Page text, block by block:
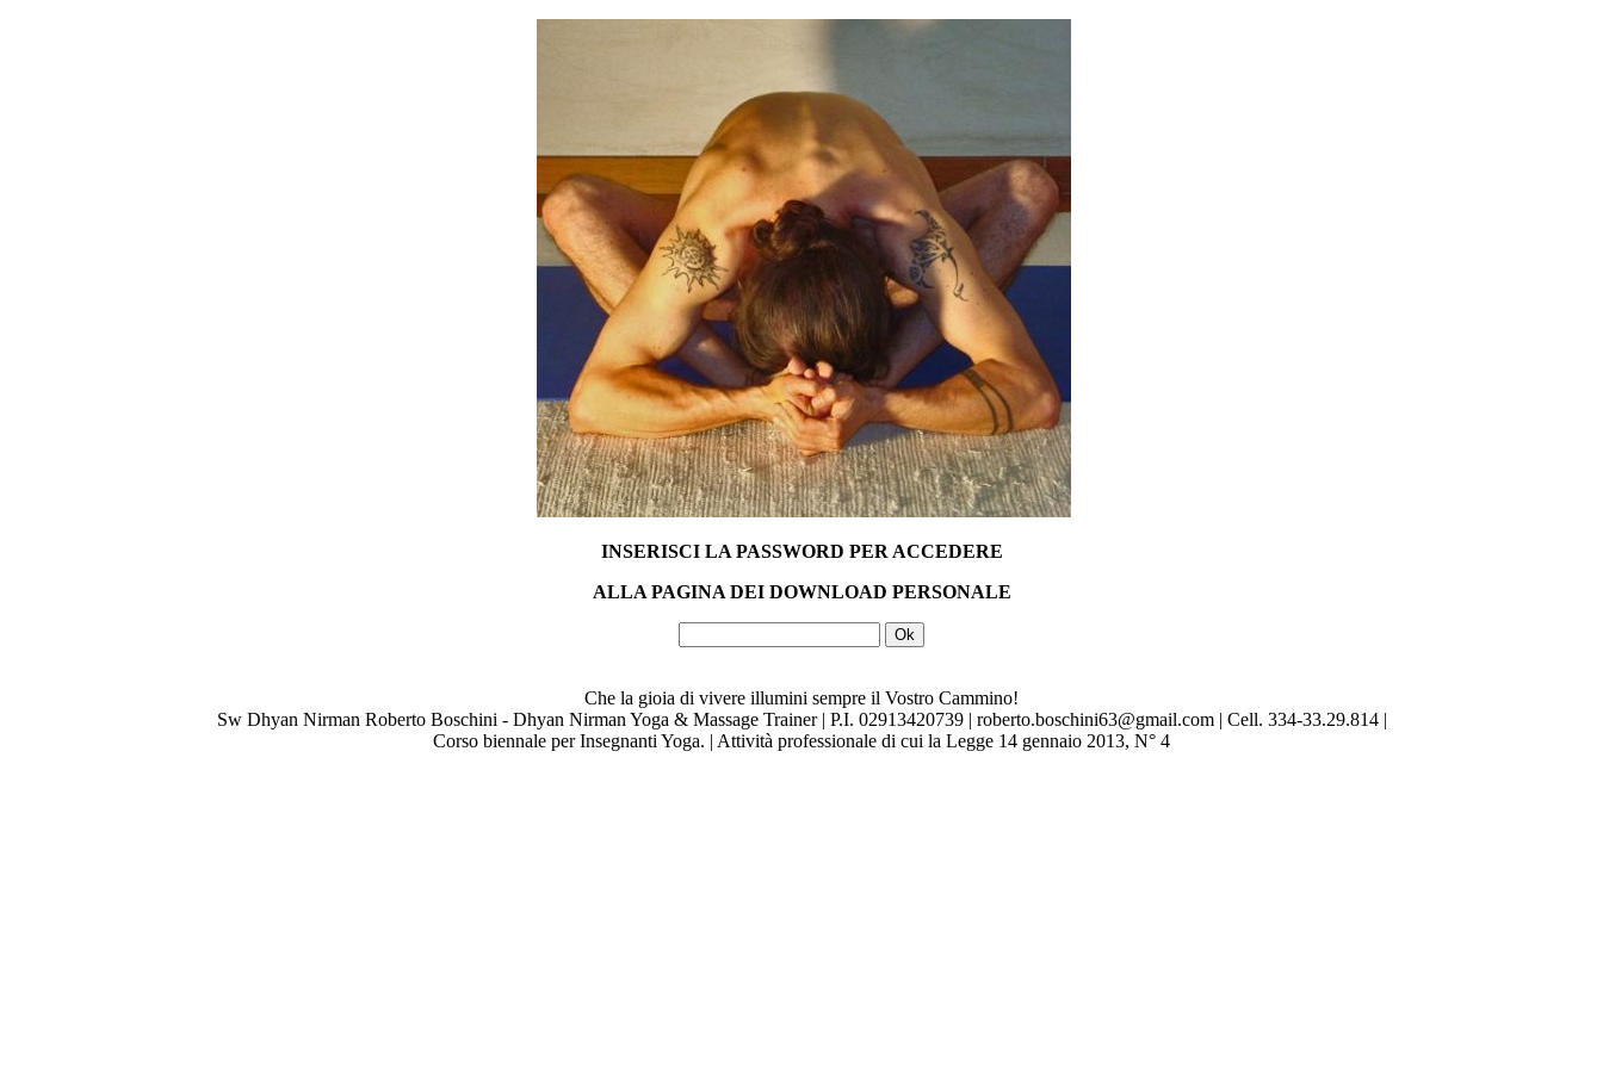
INSERISCI LA PASSWORD PER ACCEDERE
ALLA PAGINA DEI DOWNLOAD PERSONALE
Che la gioia di vivere illumini sempre il Vostro Cammino!
Sw Dhyan Nirman Roberto Boschini - Dhyan Nirman Yoga & Massage Trainer | P.I. 02913420739 | roberto.boschini63@gmail.com | Cell. 334-33.29.814 |
Corso biennale per Insegnanti Yoga. | Attività professionale di cui la Legge 14 gennaio 2013, N° 4